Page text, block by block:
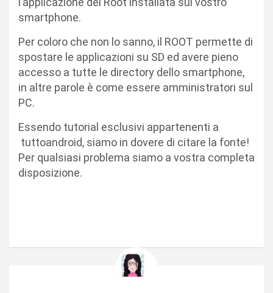
smartphone.
Per coloro che non lo sanno, il ROOT permette di
spostare le applicazioni su SD ed avere pieno
accesso a tutte le directory dello smartphone,
in altre parole è come essere amministratori sul
PC.
Essendo tutorial esclusivi appartenenti a
tuttoandroid, siamo in dovere di citare la fonte!
Per qualsiasi problema siamo a vostra completa
disposizione.